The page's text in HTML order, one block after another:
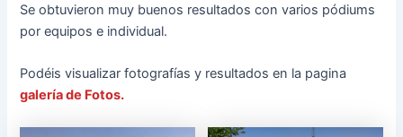
Se obtuvieron muy buenos resultados con varios pódiums
por equipos e individual.
Podéis visualizar fotografías y resultados en la pagina
galería de Fotos.